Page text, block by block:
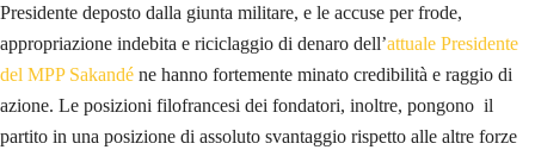
Presidente deposto dalla giunta militare, e le accuse per frode,
appropriazione indebita e riciclaggio di denaro dell’attuale Presidente
del MPP Sakandé ne hanno fortemente minato credibilità e raggio di
azione. Le posizioni filofrancesi dei fondatori, inoltre, pongono il
partito in una posizione di assoluto svantaggio rispetto alle altre forze